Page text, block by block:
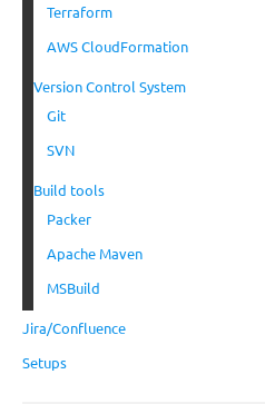
Terraform
AWS CloudFormation
Version Control System
Git
SVN
Build tools
Packer
Apache Maven
MSBuild
Jira/Confluence
Setups